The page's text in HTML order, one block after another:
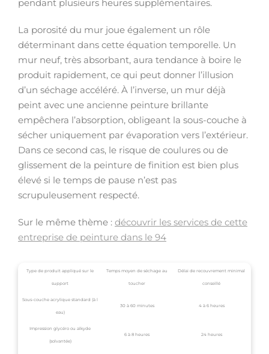
pendant plusieurs heures supplémentaires.
La porosité du mur joue également un rôle
déterminant dans cette équation temporelle. Un
mur neuf, très absorbant, aura tendance à boire le
produit rapidement, ce qui peut donner l’illusion
d’un séchage accéléré. À l’inverse, un mur déjà
peint avec une ancienne peinture brillante
empêchera l’absorption, obligeant la sous-couche à
sécher uniquement par évaporation vers l’extérieur.
Dans ce second cas, le risque de coulures ou de
glissement de la peinture de finition est bien plus
élevé si le temps de pause n’est pas
scrupuleusement respecté.
Sur le même thème : découvrir les services de cette
entreprise de peinture dans le 94
Type de produit appliqué sur le
support
Temps moyen de séchage au
toucher
Délai de recouvrement minimal
conseillé
Sous-couche acrylique standard (à l
eau)
30 à 60 minutes 4 à 6 heures
Impression glycéro ou alkyde
(solvantée)
6 à 8 heures 24 heures